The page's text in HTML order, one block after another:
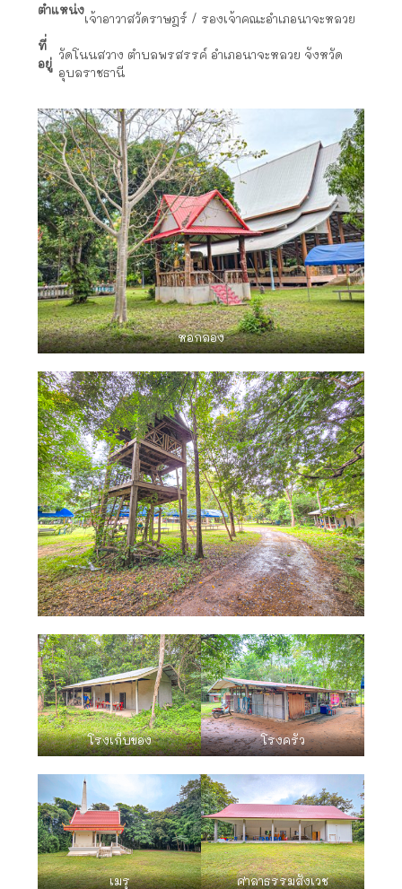
ตำแหน่ง
เจ้าอาวาสวัดราษฎร์ / รองเจ้าคณะอำเภอนาจะหลวย
ที่
อยู่
วัดโนนสวาง ตำบลพรสรรค์ อำเภอนาจะหลวย จังหวัด
อุบลราชธานี
หอกลอง
โรงเก็บของ โรงครัว
เมรุ ศาลาธรรมสังเวช